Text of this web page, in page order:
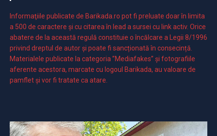
Informaţiile publicate de Barikada.ro pot fi preluate doar în limita
a 500 de caractere şi cu citarea în lead a sursei cu link activ. Orice
abatere de la această regulă constituie o încălcare a Legii 8/1996
privind dreptul de autor și poate fi sancționată în consecință.
Materialele publicate la categoria ”Mediafakes” și fotografiile
aferente acestora, marcate cu logoul Barikada, au valoare de
pamflet și vor fi tratate ca atare.